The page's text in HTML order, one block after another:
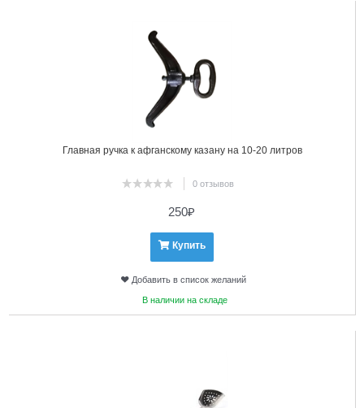
Главная ручка к афганскому казану на 10-20 литров
0 отзывов
250₽
Купить
Добавить в список желаний
В наличии на складе